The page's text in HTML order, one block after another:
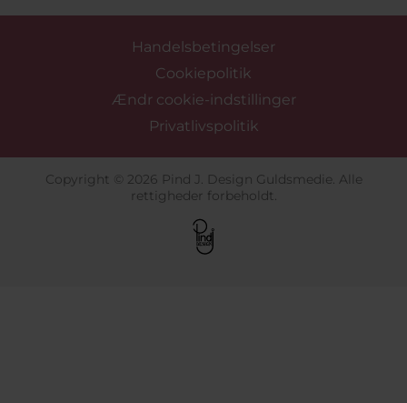
Handelsbetingelser
Cookiepolitik
Ændr cookie-indstillinger
Privatlivspolitik
Copyright © 2026 Pind J. Design Guldsmedie. Alle
rettigheder forbeholdt.